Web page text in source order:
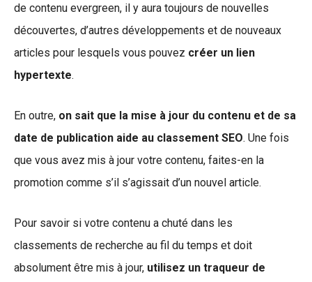
de contenu evergreen, il y aura toujours de nouvelles
découvertes, d’autres développements et de nouveaux
articles pour lesquels vous pouvez créer un lien
hypertexte.
En outre, on sait que la mise à jour du contenu et de sa
date de publication aide au classement SEO. Une fois
que vous avez mis à jour votre contenu, faites-en la
promotion comme s’il s’agissait d’un nouvel article.
Pour savoir si votre contenu a chuté dans les
classements de recherche au fil du temps et doit
absolument être mis à jour, utilisez un traqueur de